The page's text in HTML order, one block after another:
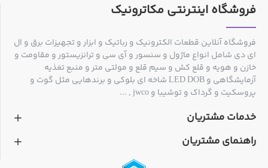
فروشگاه اینترنتی مکاترونیک
فروشگاه آنلاین قطعات الکترونیک و رباتیک و ابزار و تجهیزات برق و ال
ای دی شامل انواع ماژول و سنسور و آی سی و ترانزیستور و مقاومت و
خازن و هویه و قلع کش و سیم قلع و مولتی متر و منبع تغذیه
آزمایشگاهی و LED DOB شاخه ای بلوکی و برندهایی مثل گوت و
پروسکیت و گرداک و توشیبا و jwco , ...
خدمات مشتریان
راهنمای مشتریان